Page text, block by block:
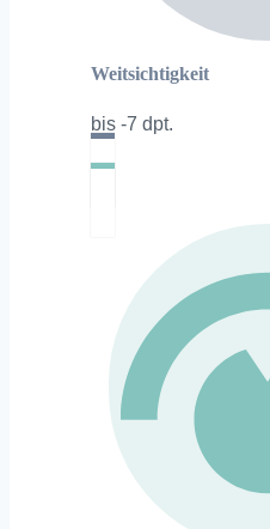
Weitsichtigkeit
bis -7 dpt.